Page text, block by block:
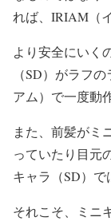
れば、IRIAM（
より安全にいく
（SD）がラフ
アム）で一度動
また、前髪がミ
っていたり目元
キャラ（SD）で
それこそ、ミニ